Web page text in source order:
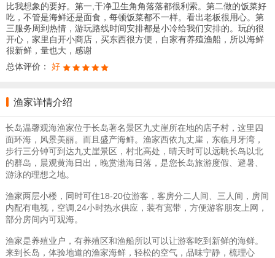
比我想象的要好。第一,干净卫生角角落落都很利索。第二做的饭菜好
吃，不管是海鲜还是面食，每顿饭菜都不一样。看出老板很用心。第
三服务周到热情，游玩路线时间安排都是小冷给我们安排的。玩的很
开心，家里自开小商店，买东西很方便，自家有养殖渔船，所以海鲜
很新鲜，量也大，感谢
总体评价： 好
渔家详情介绍
长岛温馨观海渔家位于长岛著名景区九丈崖所在地的店子村，这里四
面环海，风景美丽。而且盛产海鲜。渔家西依九丈崖，东临月牙湾，
步行三分钟可到达九丈崖景区，村北高处，晴天时可以远眺长岛以北
的群岛，晨观黄海日出，晚赏渤海日落，是您长岛旅游度假、避暑、
游泳的理想之地。
渔家两层小楼，同时可住18-20位游客，客房分二人间、三人间，房间
内配有电视，空调,24小时热水供应，装有宽带，方便游客朋友上网，
部分房间内可观海。
渔家是养殖业户，有养殖区和渔船所以可以让游客吃到新鲜的海鲜。
来到长岛，体验地道的渔家海鲜，轻松的空气，品味宁静，梳理心